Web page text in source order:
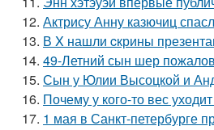
12. Актрису Анну казючиц
13. В X нашли cкрины
14. 49-Летний сын шер
15. Сын у Юлии Высоцкой и
16. Почему у кого-то вес
17. 1 мая в Санкт-петербурге